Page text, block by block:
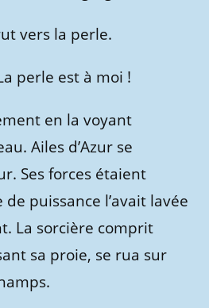
vers la perle.
perle est à moi !
en la voyant
Ailes d’Azur se
Ses forces étaient
puissance l’avait lavée
La sorcière comprit
sa proie, se rua sur